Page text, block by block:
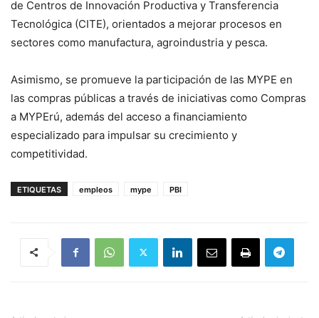
de Centros de Innovación Productiva y Transferencia
Tecnológica (CITE), orientados a mejorar procesos en
sectores como manufactura, agroindustria y pesca.
Asimismo, se promueve la participación de las MYPE en
las compras públicas a través de iniciativas como Compras
a MYPErú, además del acceso a financiamiento
especializado para impulsar su crecimiento y
competitividad.
ETIQUETAS empleos mype PBI